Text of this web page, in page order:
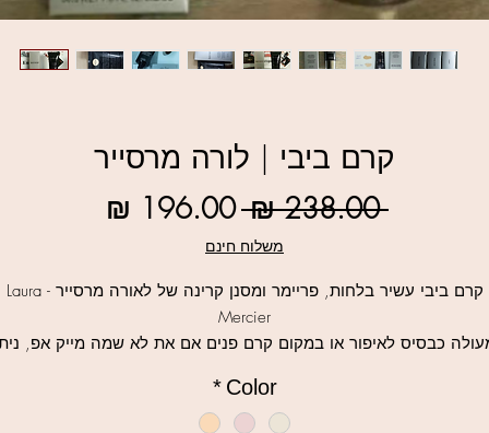
קרם ביבי | לורה מרסייר
‏238.00 ‏₪
מחיר
רגיל
משלוח חינם
קרם ביבי עשיר בלחות, פריימר ומסנן קרינה של לאורה מרסייר - Laura
Mercier
כבסיס לאיפור או במקום קרם פנים אם את לא שמה מייק אפ,
לבחירה שלושה גוונים, למראה טבעי, עמיד במים!!!
Color
*